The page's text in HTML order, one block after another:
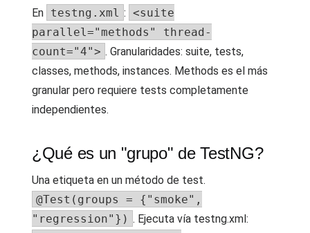
En testng.xml : <suite
parallel="methods" thread-
count="4"> . Granularidades: suite, tests,
classes, methods, instances. Methods es el más
granular pero requiere tests completamente
independientes.
¿Qué es un "grupo" de TestNG?
Una etiqueta en un método de test.
@Test(groups = {"smoke",
"regression"}) . Ejecuta vía testng.xml: